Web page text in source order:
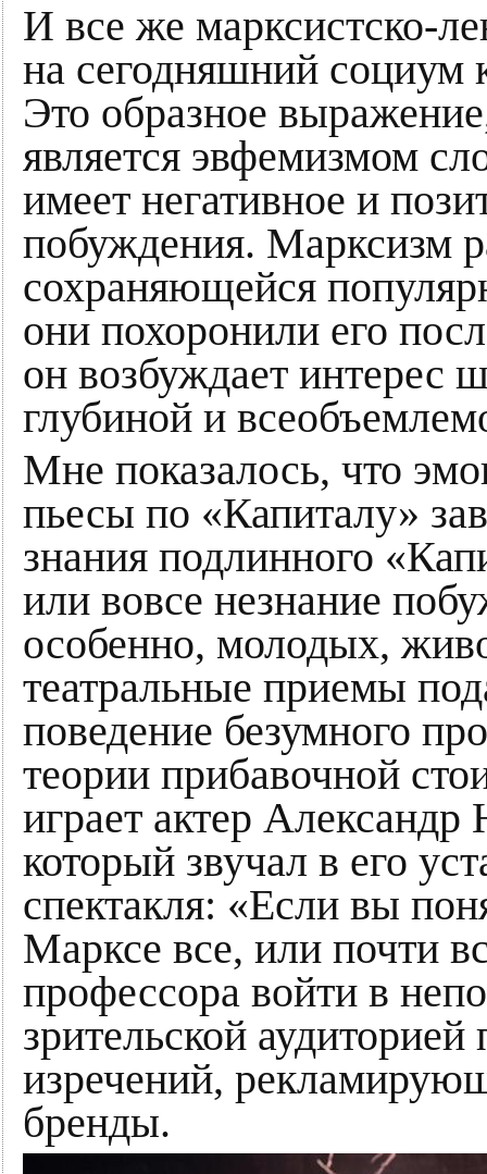
И все же марксистско-
на сегодняшний социум
Это образное
является эвфемизмом
имеет негативное и
побуждения. Марксизм
сохраняющейся
они похоронили его
он возбуждает интерес
глубиной и
Мне показалось, что
пьесы по «Капиталу»
знания подлинного
или вовсе незнание
особенно, молодых,
театральные приемы
поведение безумного
теории прибавочной
играет актер
который звучал в его
спектакля: «Если вы
Марксе все, или почти
профессора войти в
зрительской
изречений,
бренды.